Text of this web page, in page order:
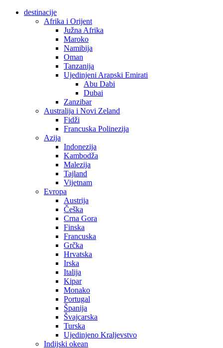
destinacije
Afrika i Orijent
Južna Afrika
Maroko
Namibija
Oman
Tanzanija
Ujedinjeni Arapski Emirati
Abu Dabi
Dubai
Zanzibar
Australija i Novi Zeland
Fidži
Francuska Polinezija
Azija
Indonezija
Kambodža
Malezija
Tajland
Vijetnam
Evropa
Austrija
Češka
Crna Gora
Finska
Francuska
Grčka
Hrvatska
Irska
Italija
Kipar
Monako
Portugal
Španija
Švajcarska
Turska
Ujedinjeno Kraljevstvo
Indijski okean